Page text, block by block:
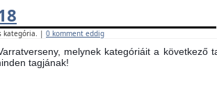
kategória. | 0 komment eddig
melynek kategóriáit a következő
tagjának!